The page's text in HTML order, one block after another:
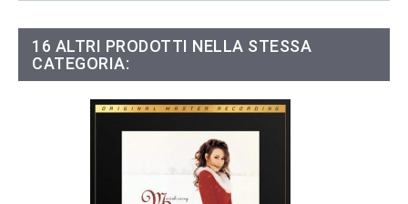
16 ALTRI PRODOTTI NELLA STESSA
CATEGORIA: